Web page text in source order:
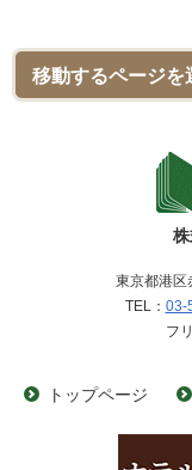
東京都港区
TEL： 03-
フ
トップページ